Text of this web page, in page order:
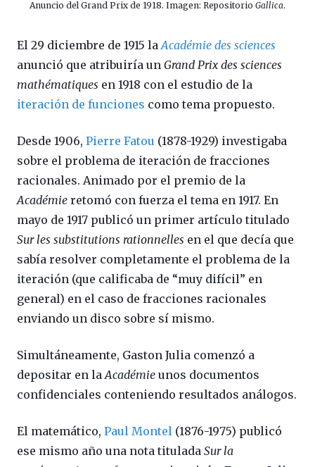
Anuncio del Grand Prix de 1918. Imagen: Repositorio Gallica.
El 29 diciembre de 1915 laAcadémie des sciences
anunció que atribuiría un Grand Prix des sciences
mathématiques en 1918 con el estudio de la
iteración de funciones como tema propuesto.
Desde 1906, Pierre Fatou (1878-1929) investigaba
sobre el problema de iteración de fracciones
racionales. Animado por el premio de la
Académie retomó con fuerza el tema en 1917. En
mayo de 1917 publicó un primer artículo titulado
Sur les substitutions rationnelles en el que decía que
sabía resolver completamente el problema de la
iteración (que calificaba de “muy difícil” en
general) en el caso de fracciones racionales
enviando un disco sobre sí mismo.
Simultáneamente, Gaston Julia comenzó a
depositar en laAcadémie unos documentos
confidenciales conteniendo resultados análogos.
El matemático, Paul Montel (1876-1975) publicó
ese mismo año una nota titulada Sur la